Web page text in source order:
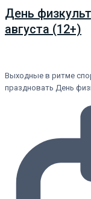
День
августа (12+)
Выходные в ритме
праздновать День